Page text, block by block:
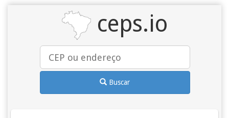
ceps.io
Buscar